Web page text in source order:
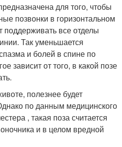
для того, чтобы
позвонки в горизонтальном
все отделы
Так уменьшается
и болей в спине по
зависит от того, в какой позе
полезнее будет
по данным медицинского
, такая поза считается
и в целом вредной